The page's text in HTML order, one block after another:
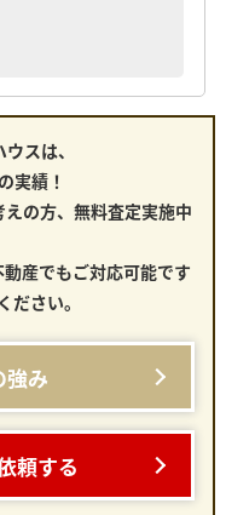
スは、
実績！
の方、無料査定実施中
産でもご対応可能です
ださい。
強み
頼する